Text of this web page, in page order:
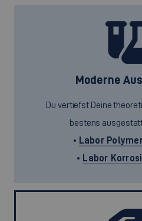
Moderne
Du vertiefst Deine
bestens
• Labor
• Labor